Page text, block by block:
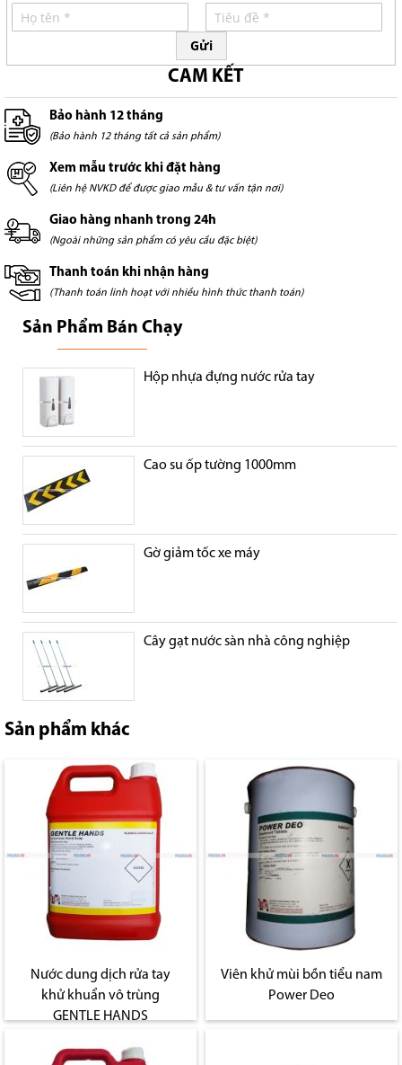
Gửi
CAM KẾT
Bảo hành 12 tháng
(Bảo hành 12 tháng tất cả sản phẩm)
Xem mẫu trước khi đặt hàng
(Liên hệ NVKD để được giao mẫu & tư vấn tận nơi)
Giao hàng nhanh trong 24h
(Ngoài những sản phẩm có yêu cầu đặc biệt)
Thanh toán khi nhận hàng
(Thanh toán linh hoạt với nhiều hình thức thanh toán)
Sản Phẩm Bán Chạy
Hộp nhựa đựng nước rửa tay
Cao su ốp tường 1000mm
Gờ giảm tốc xe máy
Cây gạt nước sàn nhà công nghiệp
Sản phẩm khác
Nước dung dịch rửa tay
khử khuẩn vô trùng
GENTLE HANDS
Viên khử mùi bồn tiểu nam
Power Deo